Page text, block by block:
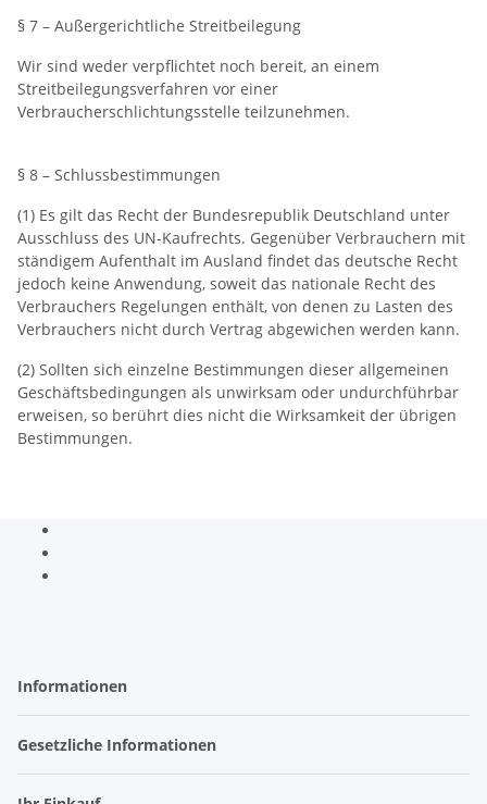
§ 7 – Außergerichtliche Streitbeilegung
Wir sind weder verpflichtet noch bereit, an einem
Streitbeilegungsverfahren vor einer
Verbraucherschlichtungsstelle teilzunehmen.
§ 8 – Schlussbestimmungen
(1) Es gilt das Recht der Bundesrepublik Deutschland unter
Ausschluss des UN-Kaufrechts. Gegenüber Verbrauchern mit
ständigem Aufenthalt im Ausland findet das deutsche Recht
jedoch keine Anwendung, soweit das nationale Recht des
Verbrauchers Regelungen enthält, von denen zu Lasten des
Verbrauchers nicht durch Vertrag abgewichen werden kann.
(2) Sollten sich einzelne Bestimmungen dieser allgemeinen
Geschäftsbedingungen als unwirksam oder undurchführbar
erweisen, so berührt dies nicht die Wirksamkeit der übrigen
Bestimmungen.
Informationen
Gesetzliche Informationen